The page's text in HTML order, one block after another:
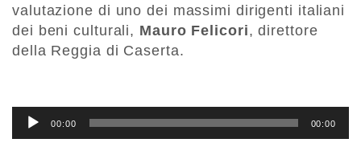
valutazione di uno dei massimi dirigenti italiani
dei beni culturali, Mauro Felicori, direttore
della Reggia di Caserta.
Audio
Player
00:00 00:00